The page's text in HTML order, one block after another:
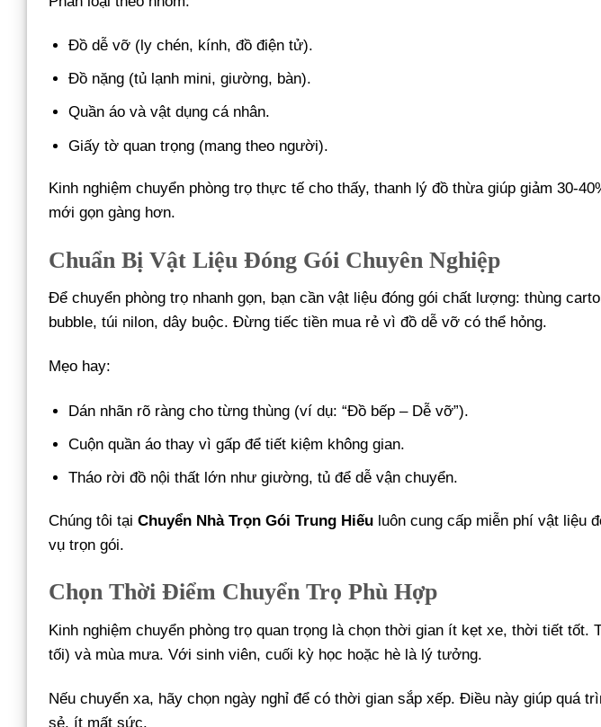
Đồ dễ vỡ (ly chén, kính, đồ điện tử).
Đồ nặng (tủ lạnh mini, giường, bàn).
Quần áo và vật dụng cá nhân.
Giấy tờ quan trọng (mang theo người).
Kinh nghiệm chuyển phòng trọ thực tế cho thấy, thanh lý đồ thừa giúp giảm 30-
mới gọn gàng hơn.
Chuẩn Bị Vật Liệu Đóng Gói Chuyên Nghiệp
Để chuyển phòng trọ nhanh gọn, bạn cần vật liệu đóng gói chất lượng: thùng
bubble, túi nilon, dây buộc. Đừng tiếc tiền mua rẻ vì đồ dễ vỡ có thể hỏng.
Mẹo hay:
Dán nhãn rõ ràng cho từng thùng (ví dụ: “Đồ bếp – Dễ vỡ”).
Cuộn quần áo thay vì gấp để tiết kiệm không gian.
Tháo rời đồ nội thất lớn như giường, tủ để dễ vận chuyển.
Chúng tôi tại Chuyển Nhà Trọn Gói Trung Hiếu luôn cung cấp miễn phí vật liệu
vụ trọn gói.
Chọn Thời Điểm Chuyển Trọ Phù Hợp
Kinh nghiệm chuyển phòng trọ quan trọng là chọn thời gian ít kẹt xe, thời tiết tốt.
tối) và mùa mưa. Với sinh viên, cuối kỳ học hoặc hè là lý tưởng.
Nếu chuyển xa, hãy chọn ngày nghỉ để có thời gian sắp xếp. Điều này giúp quá
sẻ, ít mất sức.